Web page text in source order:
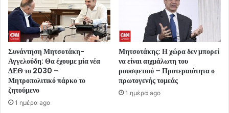
Συνάντηση Μητσοτάκη-
Αγγελούδη: Θα έχουμε μία νέα
ΔΕΘ το 2030 –
Μητροπολιτικό πάρκο το
ζητούμενο
1 ημέρα ago
Μητσοτάκης: Η χώρα δεν μπορεί
να είναι αιχμάλωτη του
ρουσφετιού – Προτεραιότητα ο
πρωτογενής τομεάς
1 ημέρα ago